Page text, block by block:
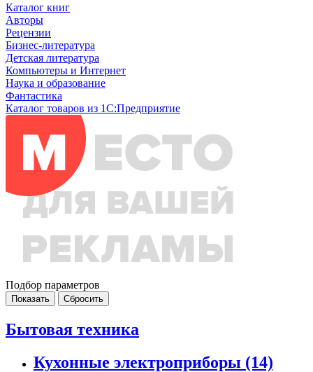
Каталог книг
Авторы
Рецензии
Бизнес-литература
Детская литература
Компьютеры и Интернет
Наука и образование
Фантастика
Каталог товаров из 1С:Предприятие
Подбор параметров
Бытовая техника
Кухонные электроприборы (14)